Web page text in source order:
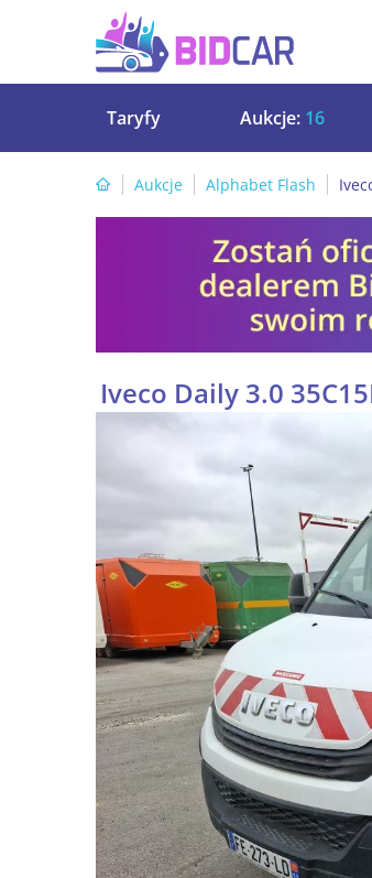
Taryfy Aukcje: 16
Aukcje Alphabet Flash
Iveco Daily 3.0